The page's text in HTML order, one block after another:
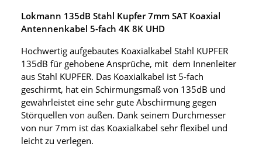
Lokmann 135dB Stahl Kupfer 7mm SAT Koaxial
Antennenkabel 5-fach 4K 8K UHD
Hochwertig aufgebautes Koaxialkabel Stahl KUPFER
135dB für gehobene Ansprüche, mit dem Innenleiter
aus Stahl KUPFER. Das Koaxialkabel ist 5-fach
geschirmt, hat ein Schirmungsmaß von 135dB und
gewährleistet eine sehr gute Abschirmung gegen
Störquellen von außen. Dank seinem Durchmesser
von nur 7mm ist das Koaxialkabel sehr flexibel und
leicht zu verlegen.